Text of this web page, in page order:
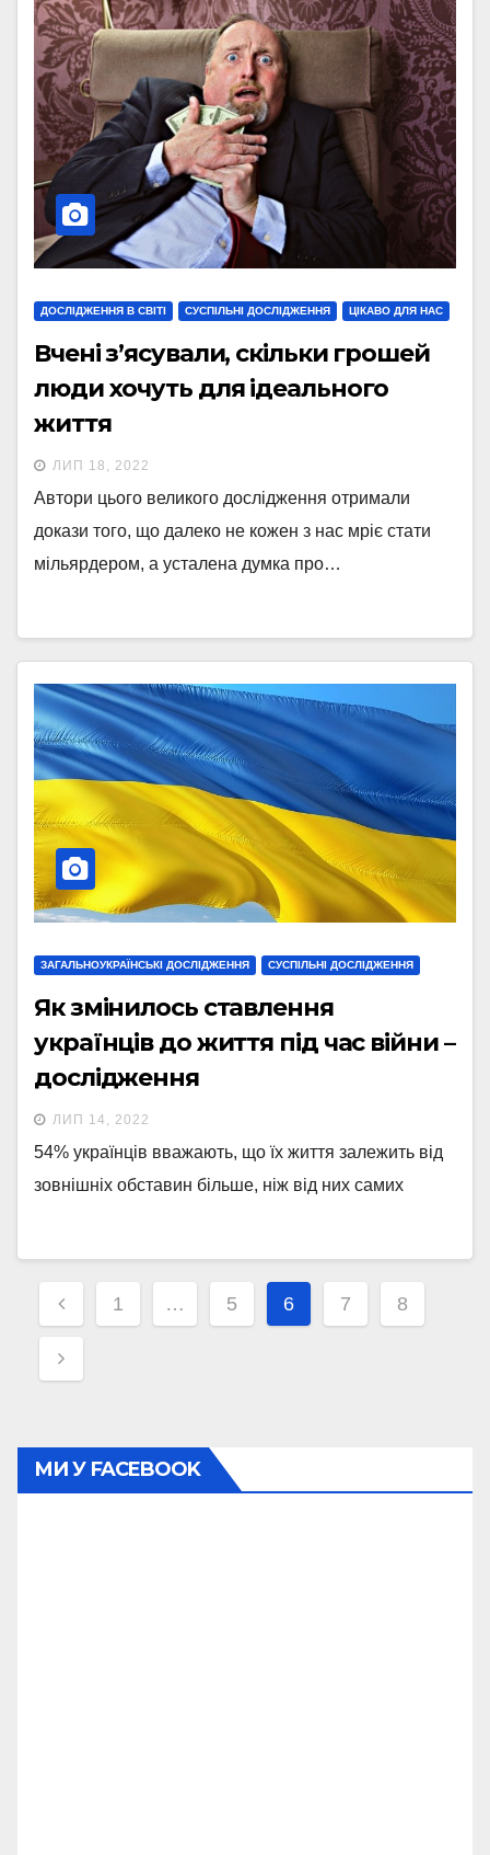
ДОСЛІДЖЕННЯ В СВІТІ СУСПІЛЬНІ ДОСЛІДЖЕННЯ ЦІКАВО ДЛЯ НАС
Вчені з’ясували, скільки грошей
люди хочуть для ідеального
життя
ЛИП 18, 2022
Автори цього великого дослідження отримали
докази того, що далеко не кожен з нас мріє стати
мільярдером, а усталена думка про…
ЗАГАЛЬНОУКРАЇНСЬКІ ДОСЛІДЖЕННЯ СУСПІЛЬНІ ДОСЛІДЖЕННЯ
Як змінилось ставлення
українців до життя під час війни –
дослідження
ЛИП 14, 2022
54% українців вважають, що їх життя залежить від
зовнішніх обставин більше, ніж від них самих
Навігація
записів
1 … 5 6 7 8
МИ У FACEBOOK